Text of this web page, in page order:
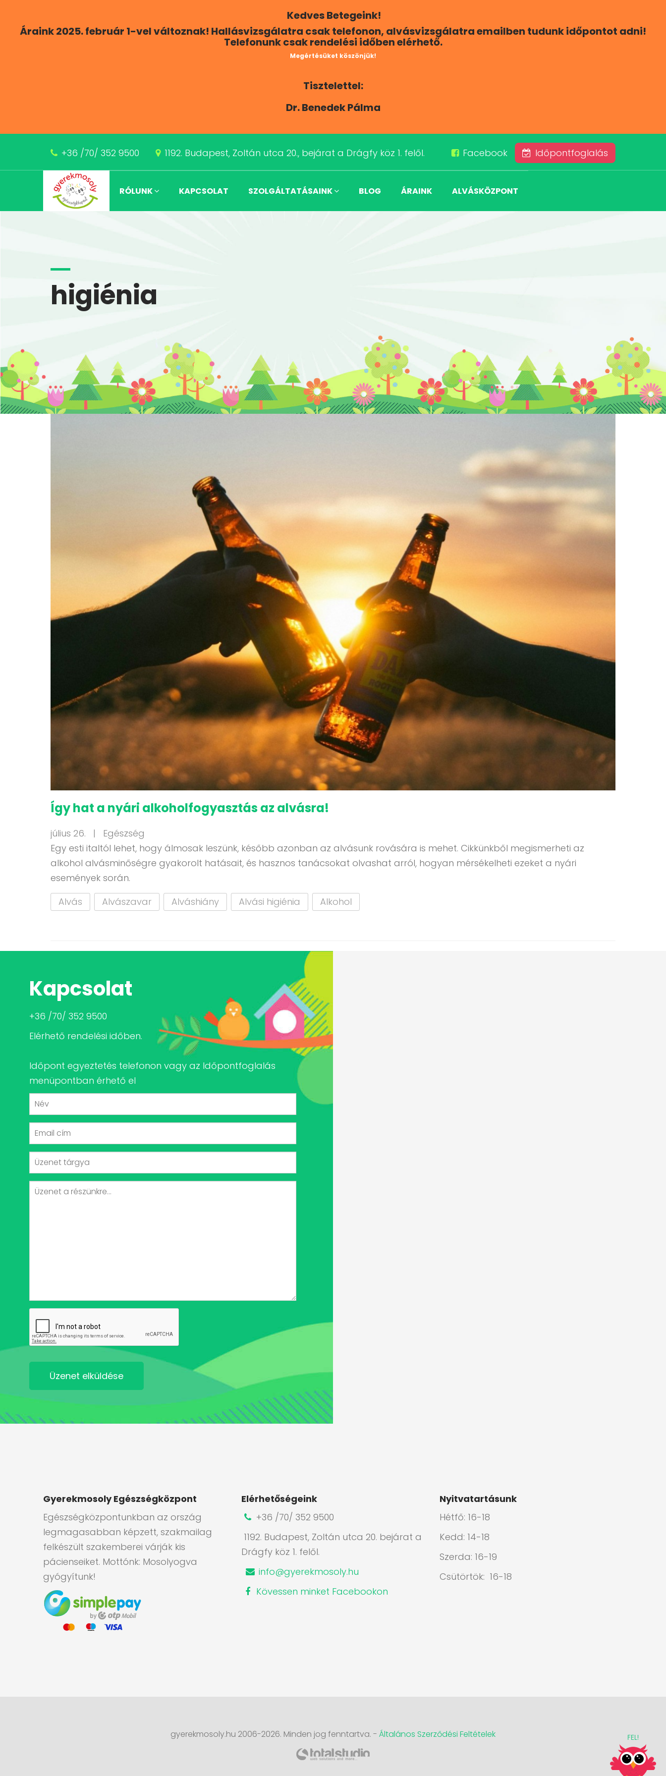
FEL!
Kedves Betegeink!
Áraink 2025. február 1-vel változnak! Hallásvizsgálatra csak telefonon, alvásvizsgálatra emailben tudunk időpontot adni!
Telefonunk csak rendelési időben elérhető.
Megértésüket köszönjük!
Tisztelettel:
Dr. Benedek Pálma
+36 /70/ 352 9500 1192. Budapest, Zoltán utca 20., bejárat a Drágfy köz 1. felől. Időpontfoglalás
Facebook
RÓLUNK KAPCSOLAT SZOLGÁLTATÁSAINK BLOG ÁRAINK ALVÁSKÖZPONT
higiénia
Így hat a nyári alkoholfogyasztás az alvásra!
július 26. | Egészség
Egy esti italtól lehet, hogy álmosak leszünk, később azonban az alvásunk rovására is mehet. Cikkünkből megismerheti az
alkohol alvásminőségre gyakorolt hatásait, és hasznos tanácsokat olvashat arról, hogyan mérsékelheti ezeket a nyári
események során.
Alvás
Alvászavar Alváshiány Alvási higiénia Alkohol
Kapcsolat
+36 /70/ 352 9500
Elérhető rendelési időben.
Időpont egyeztetés telefonon vagy az Időpontfoglalás
menüpontban érhető el
Üzenet elküldése
Gyerekmosoly Egészségközpont
Egészségközpontunkban az ország
legmagasabban képzett, szakmailag
felkészült szakemberei várják kis
pácienseiket. Mottónk: Mosolyogva
gyógyítunk!
Elérhetőségeink
+36 /70/ 352 9500
1192. Budapest, Zoltán utca 20. bejárat a
Drágfy köz 1. felől.
info@gyerekmosoly.hu
Kövessen minket Facebookon
Nyitvatartásunk
Hétfő: 16-18
Kedd: 14-18
Szerda: 16-19
Csütörtök: 16-18
gyerekmosoly.hu 2006-2026. Minden jog fenntartva. - Általános Szerződési Feltételek